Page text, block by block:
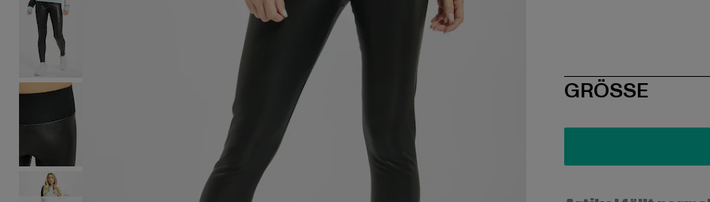
SIZE
GRÖSSE